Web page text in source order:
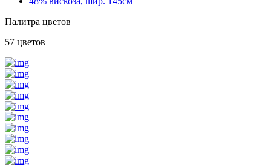
Палитра цветов
57 цветов